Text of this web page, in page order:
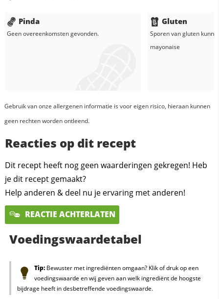
Pinda
Geen overeenkomsten gevonden.
Gluten
Sporen van gluten
mayonaise
Gebruik van onze allergenen informatie is voor eigen risico, hieraan kunnen
geen rechten worden ontleend.
Reacties op dit recept
Dit recept heeft nog geen waarderingen gekregen! Heb
je dit recept gemaakt?
Help anderen & deel nu je ervaring met anderen!
REACTIE ACHTERLATEN
Voedingswaardetabel
Tip:Bewuster met ingrediënten omgaan? Klik of druk op een
voedingswaarde en wij geven aan welk ingrediënt de hoogste
bijdrage heeft in desbetreffende voedingswaarde.